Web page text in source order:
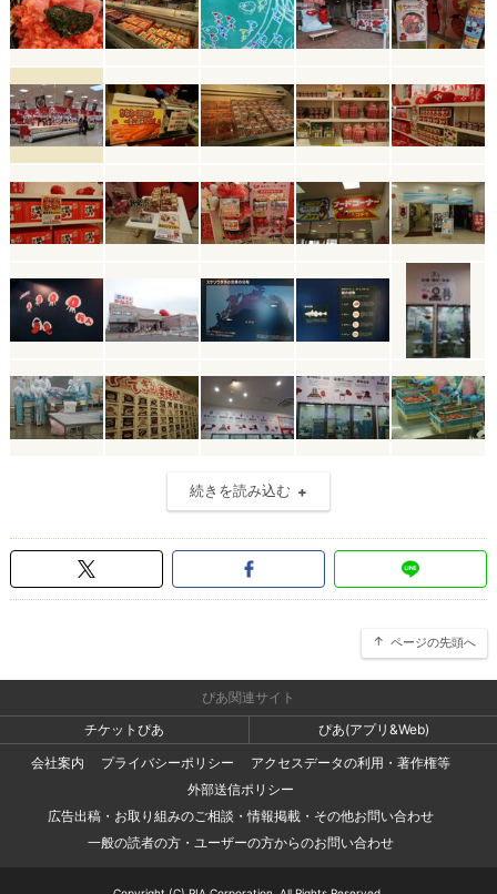
続きを読み込む
ページの先頭へ
ぴあ関連サイト
チケットぴあ
ぴあ(アプリ&Web)
会社案内
プライバシーポリシー
アクセスデータの利用・著作権等
外部送信ポリシー
広告出稿・お取り組みのご相談・情報掲載・その他お問い合わせ
一般の読者の方・ユーザーの方からのお問い合わせ